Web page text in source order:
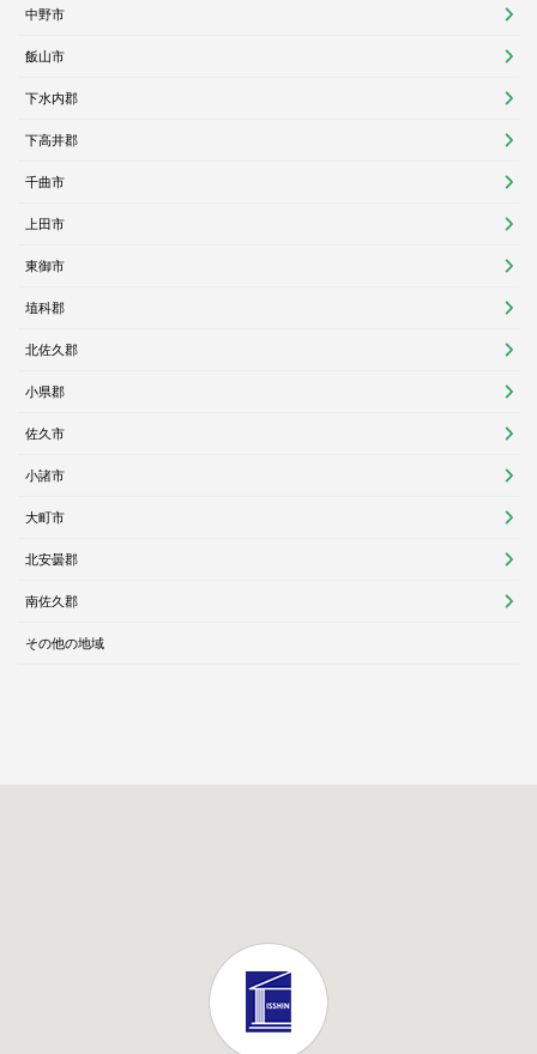
中野市
飯山市
下水内郡
下高井郡
千曲市
上田市
東御市
埴科郡
北佐久郡
小県郡
佐久市
小諸市
大町市
北安曇郡
南佐久郡
その他の地域